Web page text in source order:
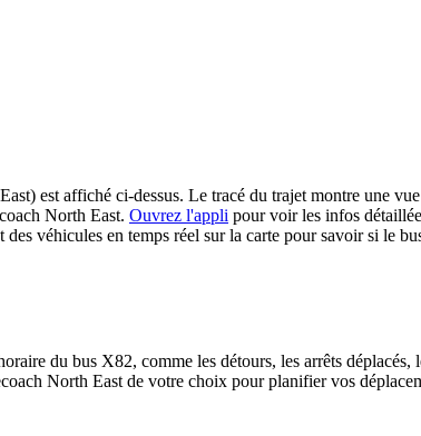
est affiché ci-dessus. Le tracé du trajet montre une
North East. Ouvrez l'appli pour voir les infos
véhicules en temps réel sur la carte pour savoir si le
du bus X82, comme les détours, les arrêts déplacés,
North East de votre choix pour planifier vos